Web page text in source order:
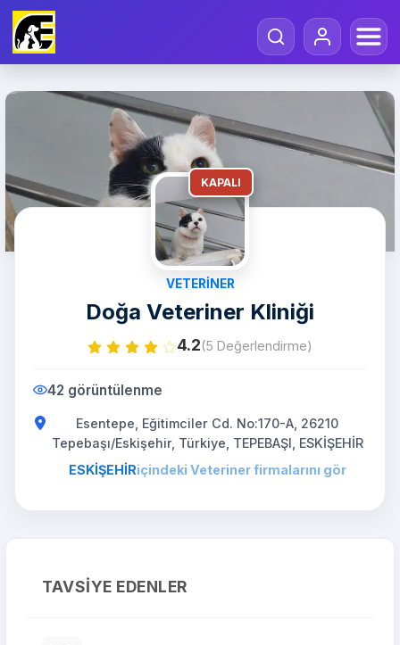
KAPALI
VETERINER
Doğa Veteriner Kliniği
4.2(5 Değerlendirme)
42 görüntülenme
Esentepe, Eğitimciler Cd. No:170-A, 26210
Tepebaşı/Eskişehir, Türkiye, TEPEBAŞI, ESKİŞEHİR
ESKİŞEHİRiçindeki Veteriner firmalarını gör
TAVSIYE EDENLER